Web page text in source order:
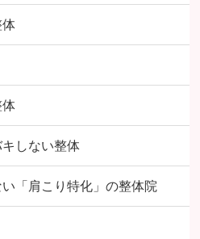
体
体
しない整体
「肩こり特化」の整体院